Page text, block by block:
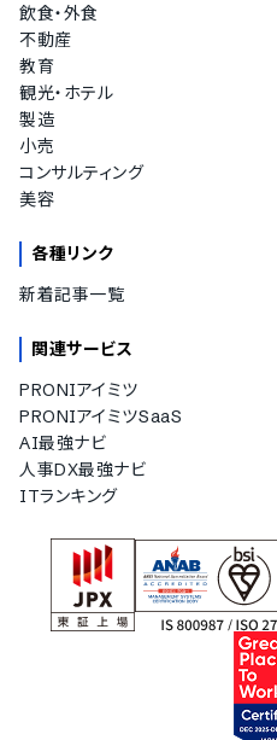
飲食・外食
不動産
教育
観光・ホテル
製造
小売
コンサルティング
美容
各種リンク
新着記事一覧
関連サービス
PRONIアイミツ
PRONIアイミツSaaS
AI最強ナビ
人事DX最強ナビ
ITランキング